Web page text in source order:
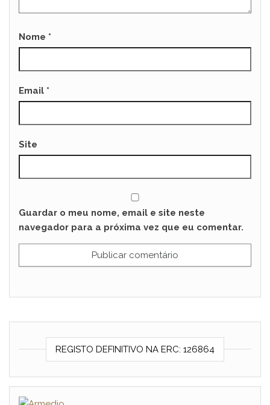
Nome *
Email *
Site
Guardar o meu nome, email e site neste
navegador para a próxima vez que eu comentar.
REGISTO DEFINITIVO NA ERC: 126864